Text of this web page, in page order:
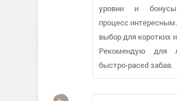
уровни и
процесс
выбор для коротких
Рекомендую для
быстро-paced забав.